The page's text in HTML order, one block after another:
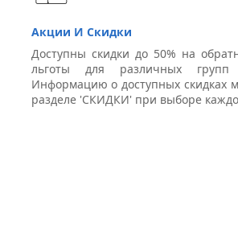
Акции И Скидки
Доступны скидки до 50% на
льготы для различных групп
Информацию о доступных скидках
разделе 'СКИДКИ' при выборе